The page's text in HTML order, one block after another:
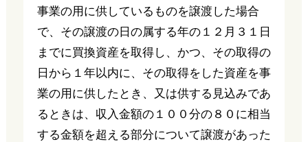
事業の用に供しているものを譲渡した場合
で、その譲渡の日の属する年の１２月３１日
までに買換資産を取得し、かつ、その取得の
日から１年以内に、その取得をした資産を事
業の用に供したとき、又は供する見込みであ
るときは、収入金額の１００分の８０に相当
する金額を超える部分について譲渡があった